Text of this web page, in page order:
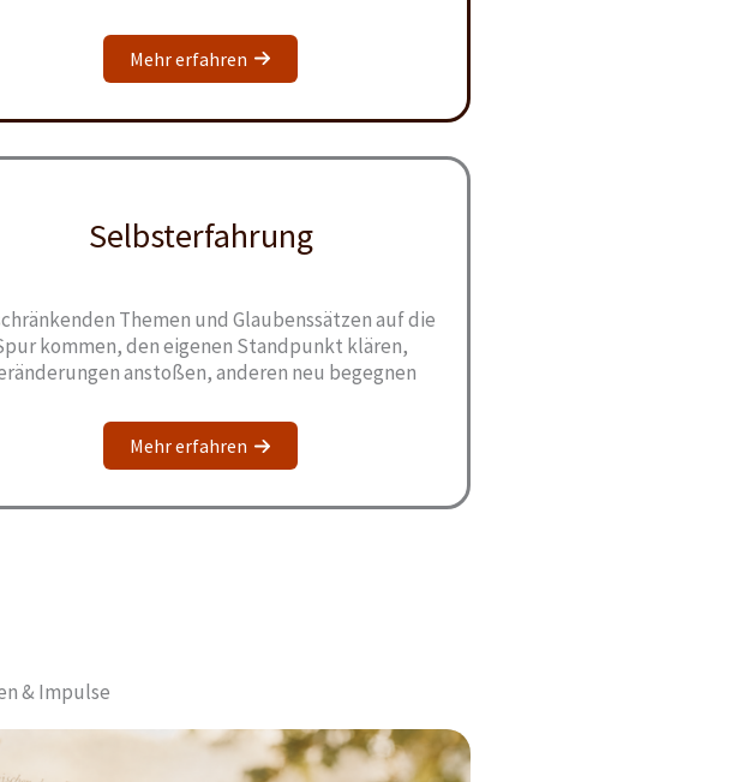
Mehr erfahren
Selbsterfahrung
Themen und Glaubenssätzen auf die
kommen, den eigenen Standpunkt klären,
anstoßen, anderen neu begegnen
Mehr erfahren
& Impulse